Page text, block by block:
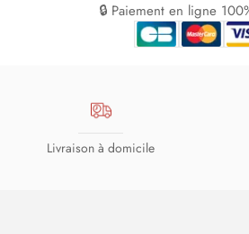
🔒 Paiement en ligne
Livraison à domicile